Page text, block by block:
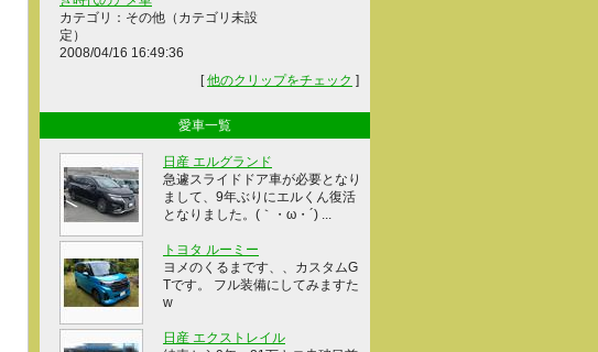
カテゴリ：その他（カテゴリ未設
定）
2008/04/16 16:49:36
[他のクリップをチェック ]
愛車一覧
日産 エルグランド
急遽スライドドア車が必要となり
まして、9年ぶりにエルくん復活
となりました。(｀・ω・´) ...
トヨタ ルーミー
ヨメのくるまです、、カスタムG
Tです。 フル装備にしてみますた
w
日産 エクストレイル